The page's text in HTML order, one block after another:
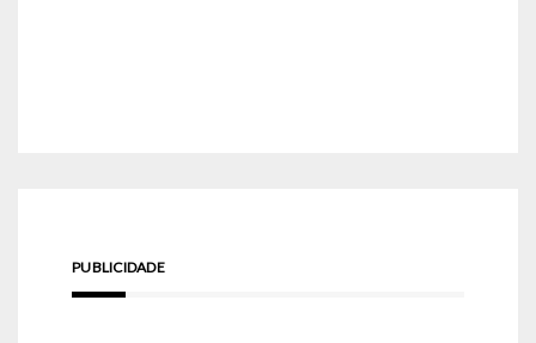
PUBLICIDADE